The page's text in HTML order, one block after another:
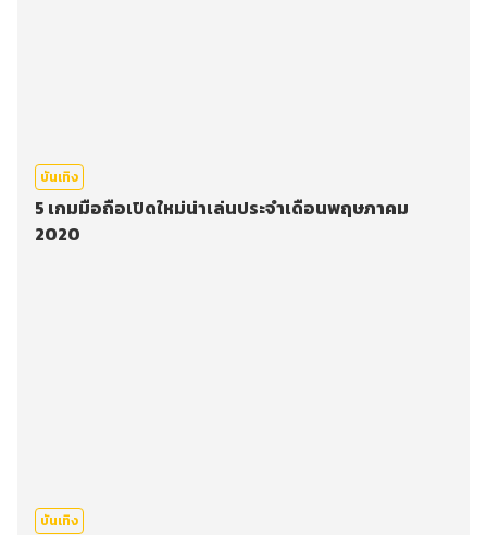
บันเทิง
5 เกมมือถือเปิดใหม่น่าเล่นประจำเดือนพฤษภาคม
2020
บันเทิง